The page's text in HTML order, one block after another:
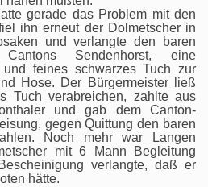
gerade das Problem mit den
ihn erneut der Dolmetscher in
und verlangte den baren
Sendenhorst, eine
feines schwarzes Tuch zur
Hose. Der Bürgermeister ließ
Tuch verabreichen, zahlte aus
und gab dem Canton-
gegen Quittung den baren
Noch mehr war Langen
mit 6 Mann Begleitung
verlangte, daß er
hätte.